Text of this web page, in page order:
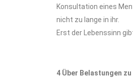
Konsultation eines
nicht zu lange in ihr.
Erst der Lebenssinn
4 Über Belastungen